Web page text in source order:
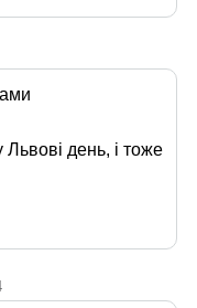
Львові день, і тоже